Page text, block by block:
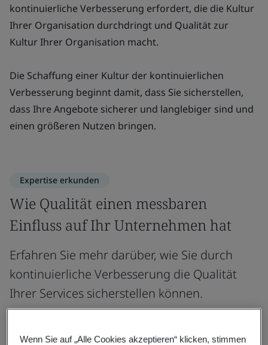
kontinuierliche Verbesserung erfordert, die die Kultur
Ihrer Organisation durchdringt und Qualität zur
Kultur Ihrer Organisation macht.
Die Schaffung einer Kultur der kontinuierlichen
Verbesserung beginnt damit, dass Sie sicherstellen,
dass Ihre Angebote sicherer und langlebiger sind und
einen größeren Nutzen bringen.
Expertise erkunden
Wie Qualität einen messbaren
Einfluss auf Ihr Unternehmen hat
Erfahren Sie mehr darüber, wie Sie durch
kontinuierliche Verbesserung die Qualität
Ihrer Services sicherstellen können.
Wenn Sie auf „Alle Cookies akzeptieren“ klicken, stimmen